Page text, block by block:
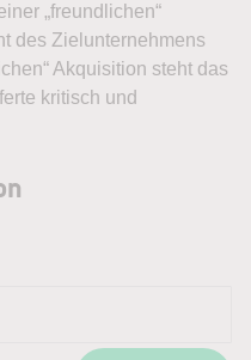
„freundlichen“
des Zielunternehmens
Akquisition steht das
kritisch und